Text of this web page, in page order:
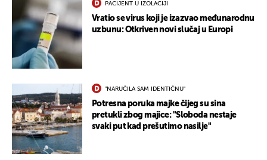
PACIJENT U IZOLACIJI
Vratio se virus koji je izazvao međunarodnu
uzbunu: Otkriven novi slučaj u Europi
"NARUČILA SAM IDENTIČNU"
Potresna poruka majke čijeg su sina
pretukli zbog majice: "Sloboda nestaje
svaki put kad prešutimo nasilje"